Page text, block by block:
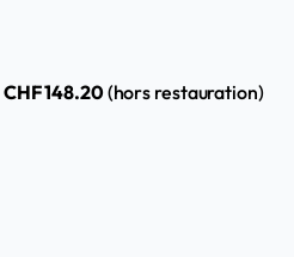
CHF 148.20(hors restauration)